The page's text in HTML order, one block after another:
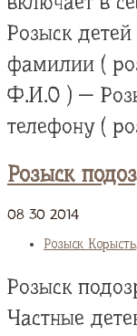
Розыск
фамилии (
Ф.И.О ) —
телефону (
Розыск
08 30 2014
Розыск Корысть
Розыск
Частные